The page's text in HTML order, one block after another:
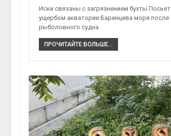
Иски связаны с загрязнением бухты
ущербом акватории Баренцева моря после
рыболовного судна
ПРОЧИТАЙТЕ БОЛЬШЕ...